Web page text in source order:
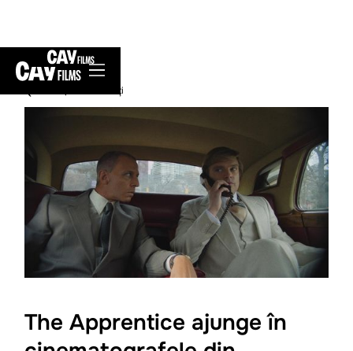
înapoi la Noutăți
The Apprentice ajunge în